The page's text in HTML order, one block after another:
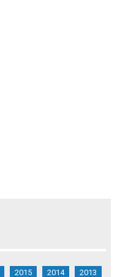
2015 2014
2013